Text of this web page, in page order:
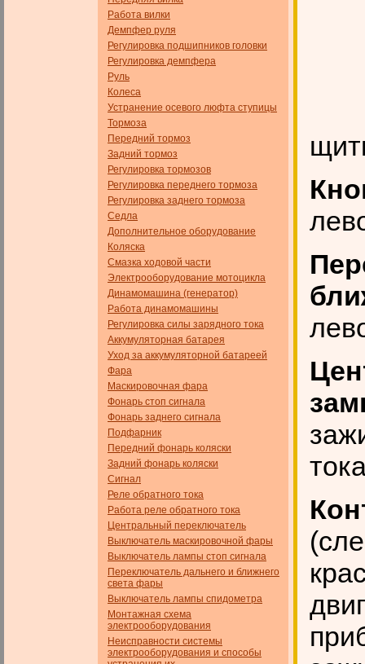
Работа вилки
Демпфер руля
Регулировка подшипников головки
Регулировка демпфера
Руль
Колеса
Устранение осевого люфта ступицы
Тормоза
Передний тормоз
Задний тормоз
Регулировка тормозов
Регулировка переднего тормоза
Регулировка заднего тормоза
Седла
Дополнительное оборудование
Коляска
Смазка ходовой части
Электрооборудование мотоцикла
Динамомашина (генератор)
Работа динамомашины
Регулировка силы зарядного тока
Аккумуляторная батарея
Уход за аккумуляторной батареей
Фара
Маскировочная фара
Фонарь стоп сигнала
Фонарь заднего сигнала
Подфарник
Передний фонарь коляски
Задний фонарь коляски
Сигнал
Реле обратного тока
Работа реле обратного тока
Центральный переключатель
Выключатель маскировочной фары
Выключатель лампы стоп сигнала
Переключатель дальнего и ближнего
света фары
Выключатель лампы спидометра
Монтажная схема
электрооборудования
Неисправности системы
электрооборудования и способы